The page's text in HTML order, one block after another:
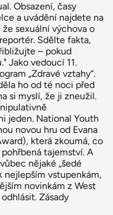
Obsazení, časy
a uvádění najdete na
sexuální výchova o
Sdělte fakta,
– pokud
Jako vedoucí 11.
„Zdravé vztahy“.
ho od té noci před
si myslí, že ji zneužil.
jeden. National Youth
novou hru od Evana
která zkoumá, co
tajemství. A
nějaké „šedé
nejlepším vstupenkám,
novinkám z West
Zásady